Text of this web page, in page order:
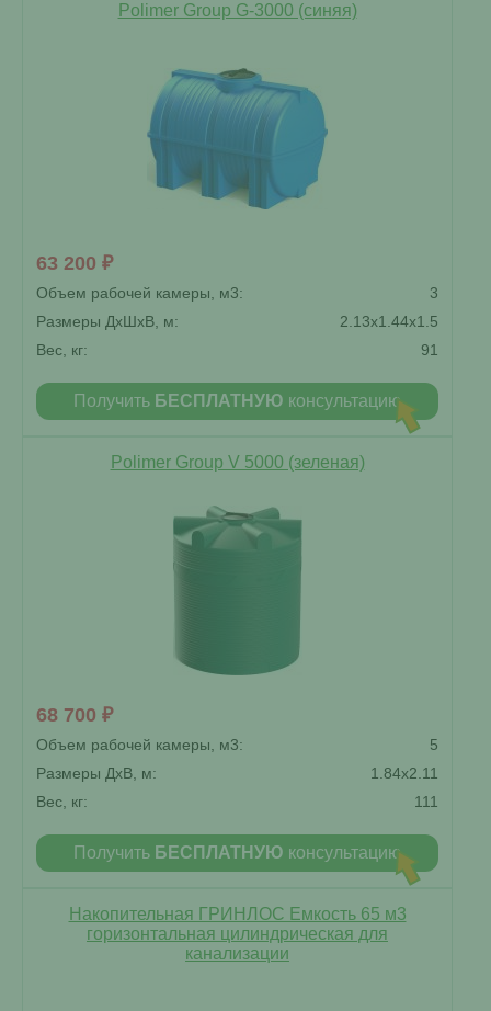
Polimer Group G-3000 (синяя)
63 200 ₽
Объем рабочей камеры, м3:
3
Размеры ДxШxВ, м:
2.13x1.44x1.5
Вес, кг:
91
Получить БЕСПЛАТНУЮ консультацию
Polimer Group V 5000 (зеленая)
68 700 ₽
Объем рабочей камеры, м3:
5
Размеры ДxВ, м:
1.84x2.11
Вес, кг:
111
Получить БЕСПЛАТНУЮ консультацию
Накопительная ГРИНЛОС Емкость 65 м3
горизонтальная цилиндрическая для
канализации